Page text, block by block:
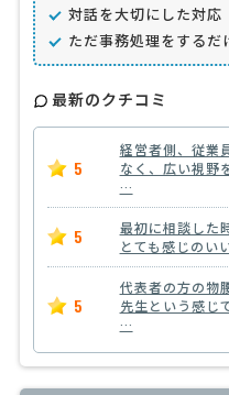
対話を大切にした対応
ただ事務処理をするだ
最新のクチコミ
5
経営者側、従業
なく、広い視野
…
5
最初に相談した
とても感じのい
5
代表者の方の物
先生という感じ
…